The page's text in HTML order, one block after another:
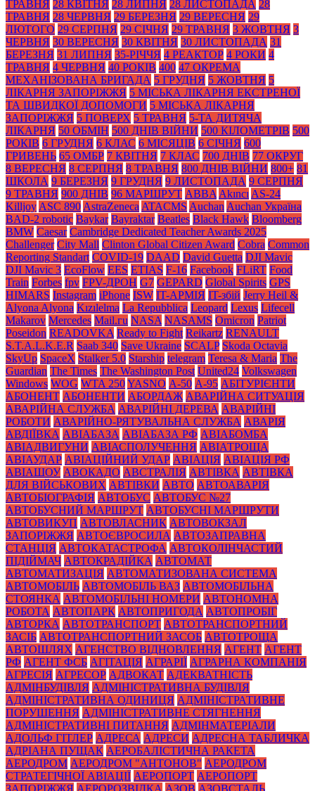
ТРАВНЯ 28 КВІТНЯ 28 ЛИПНЯ 28 ЛИСТОПАДА 28
ТРАВНЯ 28 ЧЕРВНЯ 29 БЕРЕЗНЯ 29 ВЕРЕСНЯ 29
ЛЮТОГО 29 СЕРПНЯ 29 СІЧНЯ 29 ТРАВНЯ 3 ЖОВТНЯ 3
ЧЕРВНЯ 30 ВЕРЕСНЯ 30 КВІТНЯ 30 ЛИСТОПАДА 31
БЕРЕЗНЯ 31 ЛИПНЯ 35-РІЧЧЯ 4 РЕАКТОР 4 РОКИ 4
ТРАВНЯ 4 ЧЕРВНЯ 40 РОКІВ 400 47 ОКРЕМА
МЕХАНІЗОВАНА БРИГАДА 5 ГРУДНЯ 5 ЖОВТНЯ 5
ЛІКАРНЯ ЗАПОРІЖЖЯ 5 МІСЬКА ЛІКАРНЯ ЕКСТРЕНОЇ
ТА ШВИДКОЇ ДОПОМОГИ 5 МІСЬКА ЛІКАРНЯ
ЗАПОРІЖЖЯ 5 ПОВЕРХ 5 ТРАВНЯ 5-ТА ДИТЯЧА
ЛІКАРНЯ 50 ОБМІН 500 ДНІВ ВІЙНИ 500 КІЛОМЕТРІВ 500
РОКІВ 6 ГРУДНЯ 6 КЛАС 6 МІСЯЦІВ 6 СІЧНЯ 600
ГРИВЕНЬ 65 ОМБР 7 КВІТНЯ 7 КЛАС 700 ДНІВ 77 ОКРУГ
8 ВЕРЕСНЯ 8 СЕРПНЯ 8 ТРАВНЯ 800 ДНІВ ВІЙНИ 800+ 81
ШКОЛА 9 БЕРЕЗНЯ 9 ГРУДНЯ 9 ЛИСТОПАДА 9 СЕРПНЯ
9 ТРАВНЯ 900 ДНІВ 96 МАРШРУТ ABBA Akıncı AS-24
Killjoy ASC 890 AstraZeneca ATACMS Auchan Auchan Україна
BAD-2 robotic Baykar Bayraktar Beatles Black Нawk Bloomberg
BMW Caesar Cambridge Dedicated Teacher Awards 2025
Challenger City Mall Clinton Global Citizen Award Cobra Common
Reporting Standart COVID-19 DAAD David Guetta DJI Mavic
DJI Mavic 3 EcoFlow EES ETIAS F-16 Facebook FLiRT Food
Train Forbes fpv FPV-ДРОН G7 GEPARD Global Spirits GPS
HIMARS Instagram iPhone ISW IT-АРМІЯ IT-збій Jerry Heil &
Alyona Alyona Kızılelma La Repubblica Leopard Lexus Lifecell
Makarov Mercedes Mаil.гu NASA NASAMS Omicron Patriot
Poseidon READOVKA Ready to Fight Reikartz RENAULT
S.T.A.L.K.E.R Saab 340 Save Ukraine SCALP Skoda Octavia
SkyUp SpaceX Stalker 5.0 Starship telegram Teresa & Maria The
Guardian The Times The Washington Post United24 Volkswagen
Windows WOG WTA 250YASNO А-50 А-95 АБІТУРІЄНТИ
АБОНЕНТ АБОНЕНТИ АБОРДАЖ АВАРІЙНА СИТУАЦІЯ
АВАРІЙНА СЛУЖБА АВАРІЙНІ ДЕРЕВА АВАРІЙНІ
РОБОТИ АВАРІЙНО-РЯТУВАЛЬНА СЛУЖБА АВАРІЯ
АВДІЇВКА АВІАБАЗА АВІАБАЗА РФ АВІАБОМБА
АВІАДВИГУНИ АВІАСПОЛУЧЕННЯ АВІАТРОЩА
АВІАУДАР АВІАЦІЙНИЙ УДАР АВІАЦІЯ АВІАЦІЯ РФ
АВІАШОУ АВОКАДО АВСТРАЛІЯ АВТІВКА АВТІВКА
ДЛЯ ВІЙСЬКОВИХ АВТІВКИ АВТО АВТОАВАРІЯ
АВТОБІОГРАФІЯ АВТОБУС АВТОБУС №27
АВТОБУСНИЙ МАРШРУТ АВТОБУСНІ МАРШРУТИ
АВТОВИКУП АВТОВЛАСНИК АВТОВОКЗАЛ
ЗАПОРІЖЖЯ АВТОЄВРОСИЛА АВТОЗАПРАВНА
СТАНЦІЯ АВТОКАТАСТРОФА АВТОКОЛІНЧАСТИЙ
ПІДІЙМАЧ АВТОКРАДІЙКА АВТОМАТ
АВТОМАТИЗАЦІЯ АВТОМАТИЗОВАНА СИСТЕМА
АВТОМОБІЛЬ АВТОМОБІЛЬ ВАЗ АВТОМОБІЛЬНА
СТОЯНКА АВТОМОБІЛЬНІ НОМЕРИ АВТОНОМНА
РОБОТА АВТОПАРК АВТОПРИГОДА АВТОПРОБІГ
АВТОРКА АВТОТРАНСПОРТ АВТОТРАНСПОРТНИЙ
ЗАСІБ АВТОТРАНСПОРТНИЙ ЗАСОБ АВТОТРОЩА
АВТОШЛЯХ АГЕНСТВО ВІДНОВЛЕННЯ АГЕНТ АГЕНТ
РФ АГЕНТ ФСБ АГІТАЦІЯ АГРАРІЇ АГРАРНА КОМПАНІЯ
АГРЕСІЯ АГРЕСОР АДВОКАТ АДЕКВАТНІСТЬ
АДМІНБУДІВЛЯ АДМІНІСТРАТИВНА БУДІВЛЯ
АДМІНІСТРАТИВНА ОДИНИЦЯ АДМІНІСТРАТИВНЕ
ПОРУШЕННЯ АДМІНІСТРАТИВНЕ СТЯГНЕННЯ
АДМІНІСТРАТИВНІ ПИТАННЯ АДМІНМАТЕРІАЛИ
АДОЛЬФ ГІТЛЕР АДРЕСА АДРЕСИ АДРЕСНА ТАБЛИЧКА
АДРІАНА ПУЩАК АЕРОБАЛІСТИЧНА РАКЕТА
АЕРОДРОМ АЕРОДРОМ "АНТОНОВ" АЕРОДРОМ
СТРАТЕГІЧНОЇ АВІАЦІЇ АЕРОПОРТ АЕРОПОРТ
ЗАПОРІЖЖЯ АЕРОРОЗВІДКА АЗОВ АЗОВСТАЛЬ